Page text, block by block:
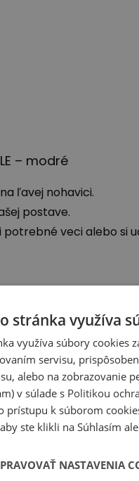
– modré
ľavej nohavici.
postave.
veci alebo si
The
stránka využíva
využíva súbory cookies
servisu,
alebo na zobrazovanie
v súlade s Politikou
prístupu k súborom
ste klikli na Súhlasím
NASTAVENIA